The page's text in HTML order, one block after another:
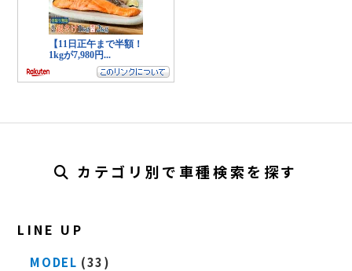
カテゴリ別で車種検索を探す
LINE UP
MODEL (33)